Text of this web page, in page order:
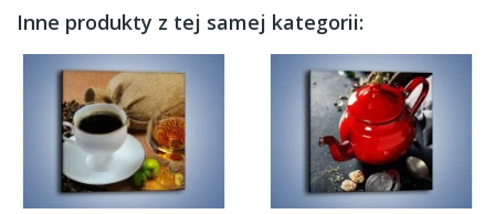
Inne produkty z tej samej kategorii: